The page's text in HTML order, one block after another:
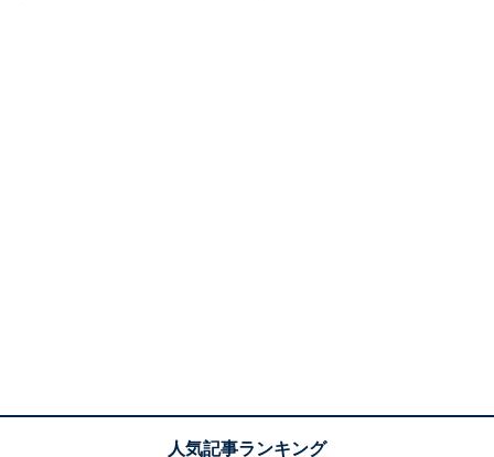
スバンドとして確固たる地位を築いています。一方で、